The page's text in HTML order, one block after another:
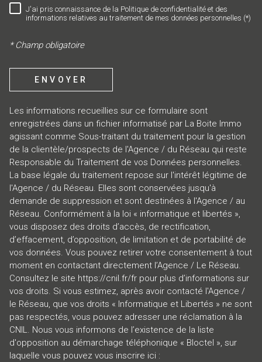
RÈGLEMENTATION
J'ai pris connaissance de la Politique de confidentialité et des
informations relatives au traitement de mes données personnelles (*)
* Champ obligatoire
ENVOYER
Les informations recueillies sur ce formulaire sont
enregistrées dans un fichier informatisé par La Boite Immo
agissant comme Sous-traitant du traitement pour la gestion
de la clientèle/prospects de l'Agence / du Réseau qui reste
Responsable du Traitement de vos Données personnelles.
La base légale du traitement repose sur l'intérêt légitime de
l'Agence / du Réseau. Elles sont conservées jusqu'à
demande de suppression et sont destinées à l'Agence / au
Réseau. Conformément à la loi « informatique et libertés »,
vous disposez des droits d’accès, de rectification,
d’effacement, d’opposition, de limitation et de portabilité de
vos données. Vous pouvez retirer votre consentement à tout
moment en contactant directement l’Agence / Le Réseau.
Consultez le site https://cnil.fr/fr pour plus d’informations sur
vos droits. Si vous estimez, après avoir contacté l'Agence /
le Réseau, que vos droits « Informatique et Libertés » ne sont
pas respectés, vous pouvez adresser une réclamation à la
CNIL. Nous vous informons de l’existence de la liste
d'opposition au démarchage téléphonique « Bloctel », sur
laquelle vous pouvez vous inscrire ici :